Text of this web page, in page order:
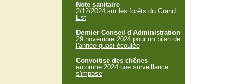
Note sanitaire
2/12/2024 sur les forêts du Grand
Est
Dernier Conseil d'Administration
29 novembre 2024 pour un bilan de
l'année quasi écoulée
Convoitise des chênes
automne 2024 une surveillance
s'impose